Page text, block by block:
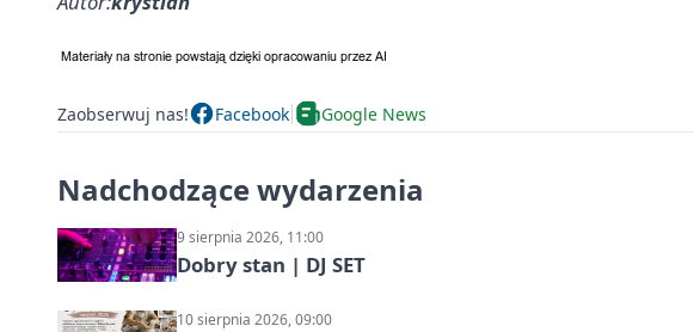
Zaobserwuj nas! Facebook Google News
Nadchodzące wydarzenia
9 sierpnia 2026, 11:00
Dobry stan | DJ SET
10 sierpnia 2026, 09:00